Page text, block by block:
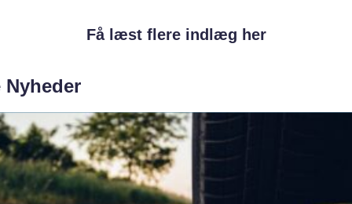
Få læst flere indlæg her
Nyheder